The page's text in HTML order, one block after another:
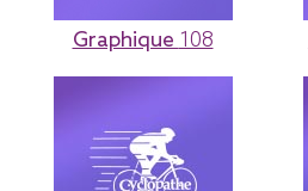
Graphique 108